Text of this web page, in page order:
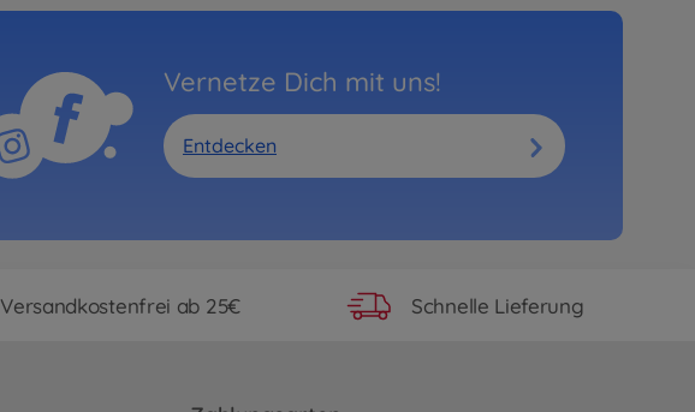
Vernetze Dich mit uns!
Entdecken
Versandkostenfrei ab 25€ Schnelle Lieferung